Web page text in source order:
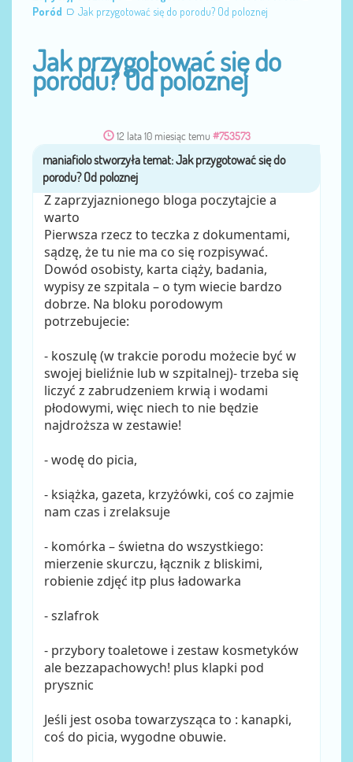
Poród
Jak przygotować się do porodu? Od poloznej
Jak przygotować się do
porodu? Od poloznej
12 lata 10 miesiąc temu #753573
przezmaniafiolo
Z zaprzyjaznionego bloga poczytajcie a
warto
Pierwsza rzecz to teczka z dokumentami,
sądzę, że tu nie ma co się rozpisywać.
Dowód osobisty, karta ciąży, badania,
wypisy ze szpitala – o tym wiecie bardzo
dobrze. Na bloku porodowym
potrzebujecie:
- koszulę (w trakcie porodu możecie być w
swojej bieliźnie lub w szpitalnej)- trzeba się
liczyć z zabrudzeniem krwią i wodami
płodowymi, więc niech to nie będzie
najdroższa w zestawie!
- wodę do picia,
- książka, gazeta, krzyżówki, coś co zajmie
nam czas i zrelaksuje
- komórka – świetna do wszystkiego:
mierzenie skurczu, łącznik z bliskimi,
robienie zdjęć itp plus ładowarka
- szlafrok
- przybory toaletowe i zestaw kosmetyków
ale bezzapachowych! plus klapki pod
prysznic
Jeśli jest osoba towarzysząca to : kanapki,
coś do picia, wygodne obuwie.